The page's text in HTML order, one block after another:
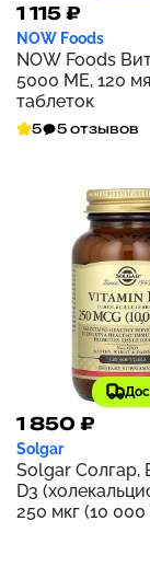
1 115 ₽
NOW Foods
NOW Foods
5000 МЕ, 120
таблеток
5 5 отзывов
1 850 ₽
Solgar
Solgar Солгар,
D3
250 мкг (10